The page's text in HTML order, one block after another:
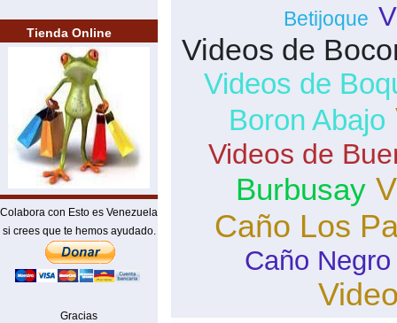
Tienda Online
Colabora con Esto es Venezuela
si crees que te hemos ayudado.
Gracias
Betijoque
Videos de
Videos de
Boron Abajo
Videos de
Burbusay
Caño Los
Caño Negro